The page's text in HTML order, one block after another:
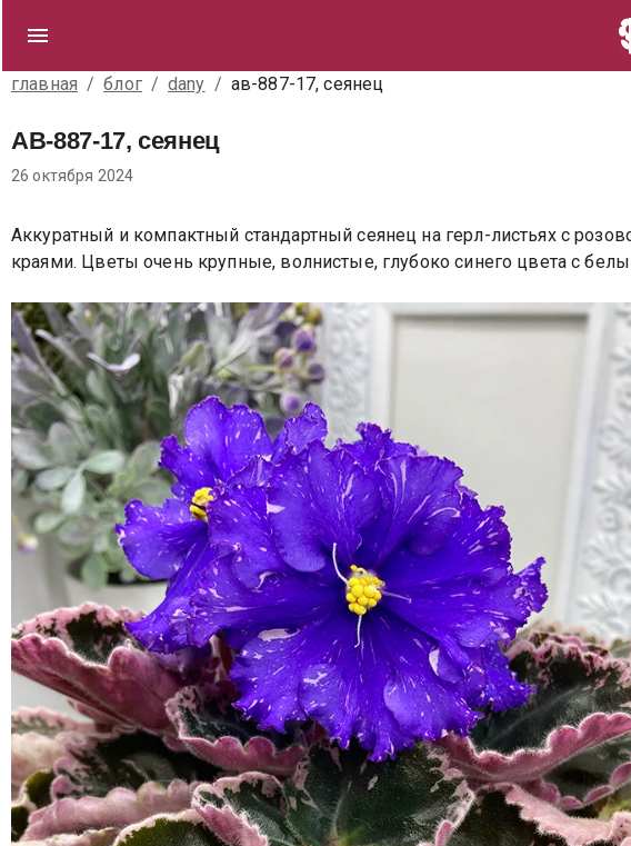
главная / блог / dany / ав-887-17, сеянец
АВ-887-17, сеянец
26 октября 2024
Аккуратный и компактный стандартный сеянец на герл-листьях с
краями. Цветы очень крупные, волнистые, глубоко синего цвета с